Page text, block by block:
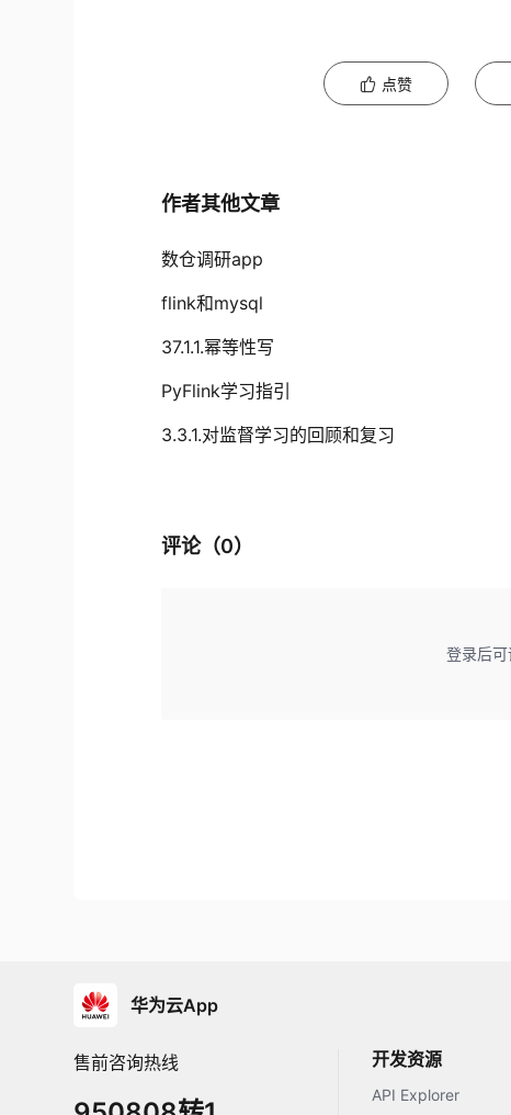
点赞
作者其他文章
数仓调研app
flink和mysql
37.1.1.幂等性写
PyFlink学习指引
3.3.1.对监督学习的回顾和复习
评论（0）
登录后
华为云App
售前咨询热线 开发资源
API Explorer